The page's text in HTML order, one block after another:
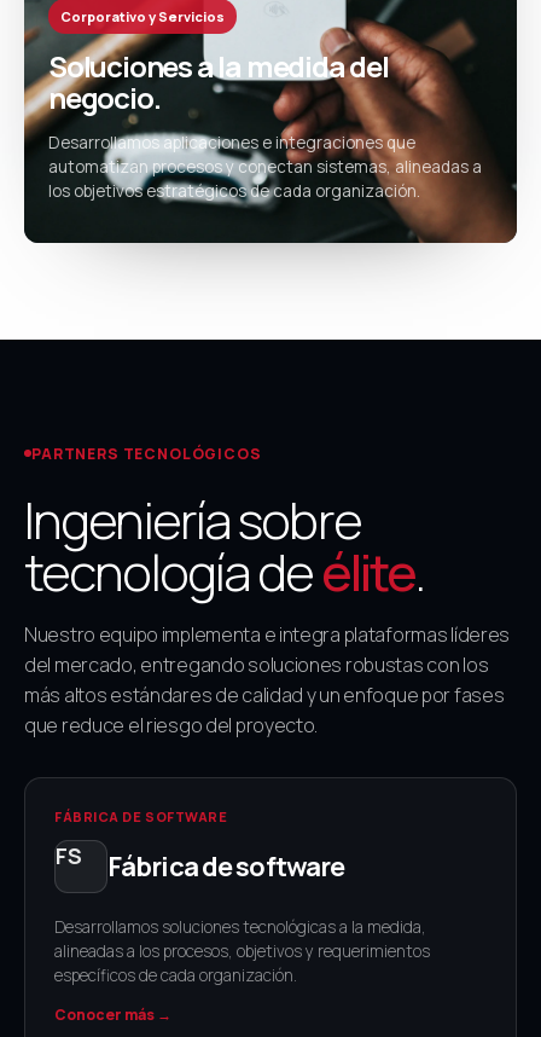
Corporativo y Servicios
Soluciones a la medida del
negocio.
Desarrollamos aplicaciones e integraciones que
automatizan procesos y conectan sistemas, alineadas a
los objetivos estratégicos de cada organización.
PARTNERS TECNOLÓGICOS
Ingeniería sobre
tecnología deélite.
Nuestro equipo implementa e integra plataformas líderes
del mercado, entregando soluciones robustas con los
más altos estándares de calidad y un enfoque por fases
que reduce el riesgo del proyecto.
FÁBRICA DE SOFTWARE
Fábrica de software
Desarrollamos soluciones tecnológicas a la medida,
alineadas a los procesos, objetivos y requerimientos
específicos de cada organización.
Conocer más →